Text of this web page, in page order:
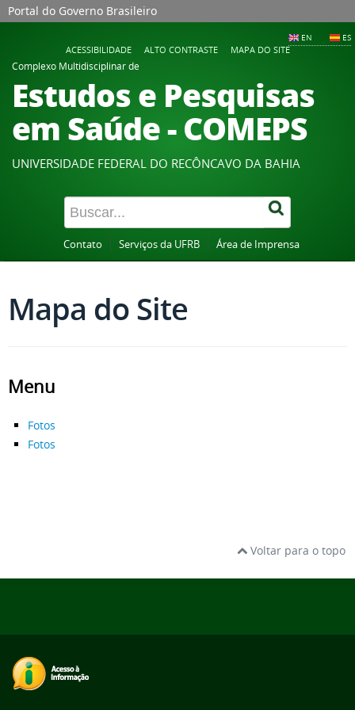
Portal do Governo Brasileiro
EN ES
ACESSIBILIDADE ALTO CONTRASTE
MAPA DO SITE
Complexo Multidisciplinar de
Estudos e Pesquisas
em Saúde - COMEPS
UNIVERSIDADE FEDERAL DO RECÔNCAVO DA BAHIA
Contato Serviços da UFRB Área de Imprensa
Mapa do Site
Menu
Fotos
Fotos
Voltar para o topo